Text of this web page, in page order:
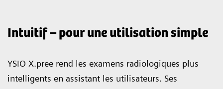
Intuitif – pour une utilisation simple
YSIO X.pree rend les examens radiologiques plus
intelligents en assistant les utilisateurs. Ses